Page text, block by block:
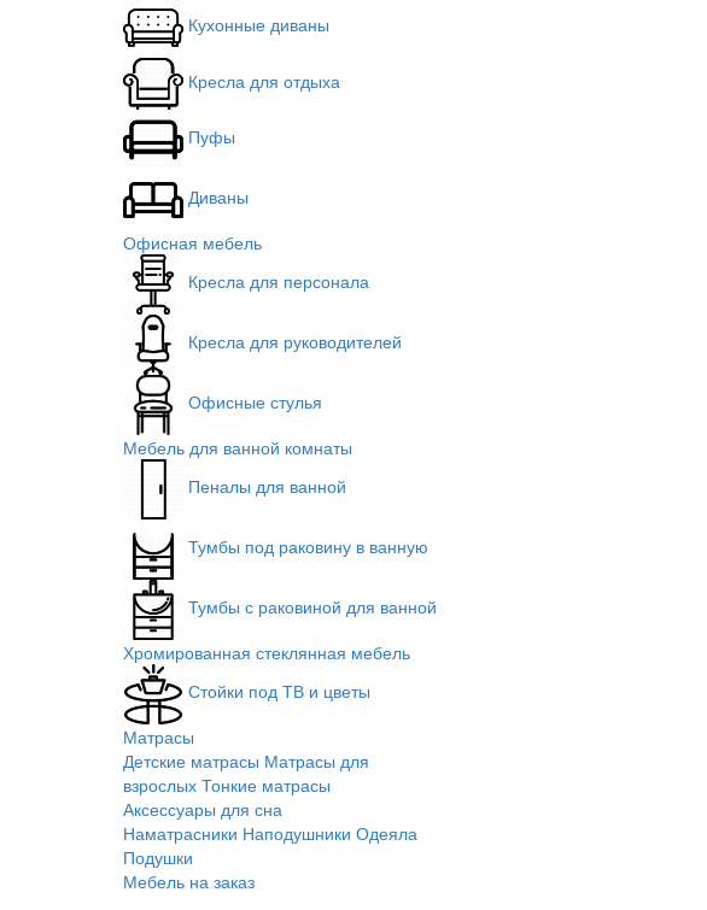
Кухонные диваны
Кресла для отдыха
Пуфы
Диваны
Офисная мебель
Кресла для персонала
Кресла для руководителей
Офисные стулья
Мебель для ванной комнаты
Пеналы для ванной
Тумбы под раковину в ванную
Тумбы с раковиной для ванной
Хромированная стеклянная мебель
Стойки под ТВ и цветы
Матрасы
Детские матрасы Матрасы для
взрослых Тонкие матрасы
Аксессуары для сна
Наматрасники Наподушники Одеяла
Подушки
Мебель на заказ